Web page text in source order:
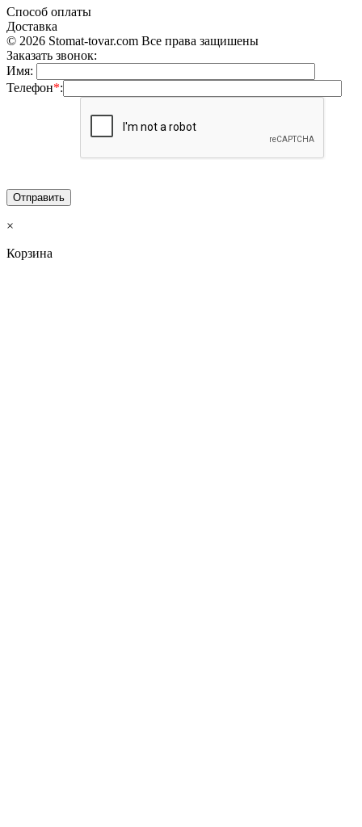
Способ оплаты
Доставка
© 2026 Stomat-tovar.com Все права защишены
Заказать звонок:
Имя:
Телефон*:
×
Корзина